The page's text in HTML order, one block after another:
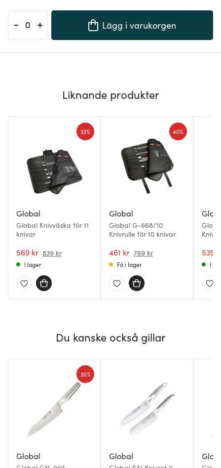
- + Lägg i varukorgen
Liknande produkter
Global
Global Knivväska för 11
knivar
569 kr 839 kr
32%
I lager
Global
Global G-668/10
Knivrulle för 10 knivar
461 kr 769 kr
40%
Få i lager
539
I
Du kanske också gillar
Global
35%
Global